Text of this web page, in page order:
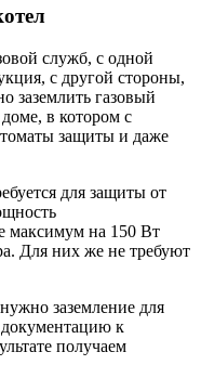
служб, с одной
с другой стороны,
заземлить газовый
в котором с
защиты и даже
для защиты от
максимум на 150 Вт
Для них же не требуют
заземление для
документацию к
получаем